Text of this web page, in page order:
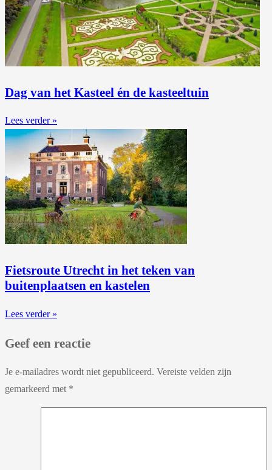
Dag van het Kasteel én de kasteeltuin
Lees verder »
Fietsroute Utrecht in het teken van
buitenplaatsen en kastelen
Lees verder »
Geef een reactie
Je e-mailadres wordt niet gepubliceerd. Vereiste velden zijn
gemarkeerd met *